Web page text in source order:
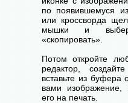
по появившемуся
или кроссворда
мышки и
«скопировать».
Потом откройте
редактор,
вставьте из буфера
вами изображение,
его на печать.